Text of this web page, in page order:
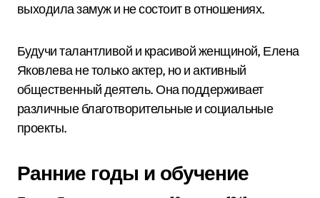
выходила замуж и не состоит в отношениях.
Будучи талантливой и красивой женщиной, Елена
Яковлева не только актер, но и активный
общественный деятель. Она поддерживает
различные благотворительные и социальные
проекты.
Ранние годы и обучение